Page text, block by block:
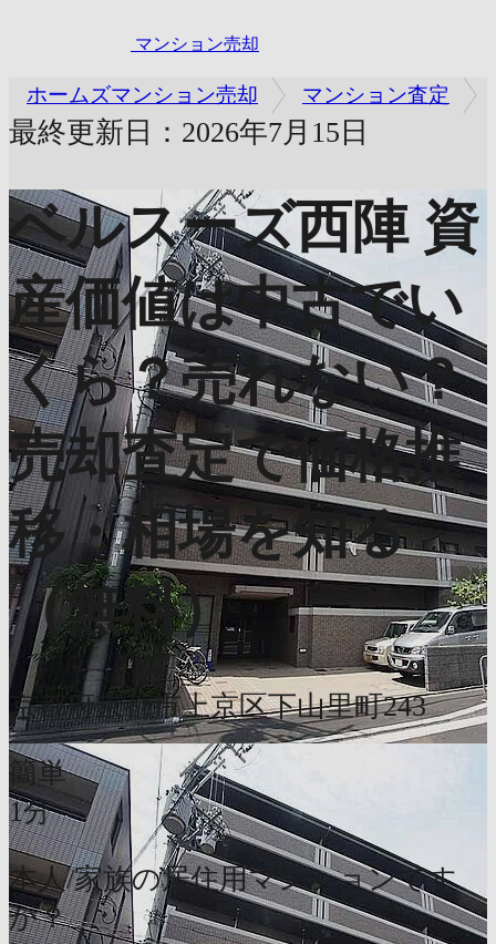
マンション売却
ホームズマンション売却 マンション査定
最終更新日：2026年7月15日
ベルスーズ西陣 資
産価値は中古でい
くら？売れない？
売却査定で価格推
移・相場を知る
（無料）
京都府京都市上京区下山里町243
簡単
1分
本人/家族の居住用マンションです
か？